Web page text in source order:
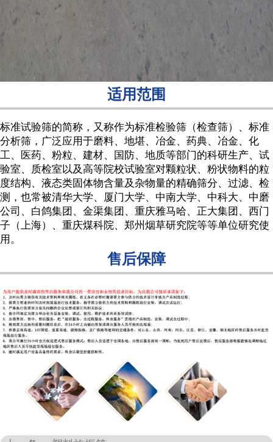
适用范围
标准试验筛的简称，又称作为标准检验筛（检查筛）、标准
分析筛，广泛应用于磨料、地堪、冶金、药典、冶金、化
工、医药、粉粒、建材、国防、地质等部门的科研生产、试
验室、质检室以及高等院校试验室对颗粒状、粉状物料的粒
度结构、液态类固体物含量及杂物量的精确筛分、过滤、检
测，也常被清华大学、厦门大学、中南大学、中科大、中磨
公司、白鸽集团、金渠集团、重庆雅马哈、正大集团、西门
子（上海）、重庆煤科院、郑州烟草研究院等等单位研究使
用。
售后保障